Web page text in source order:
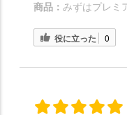
商品： みずはプレミ
役に立った 0